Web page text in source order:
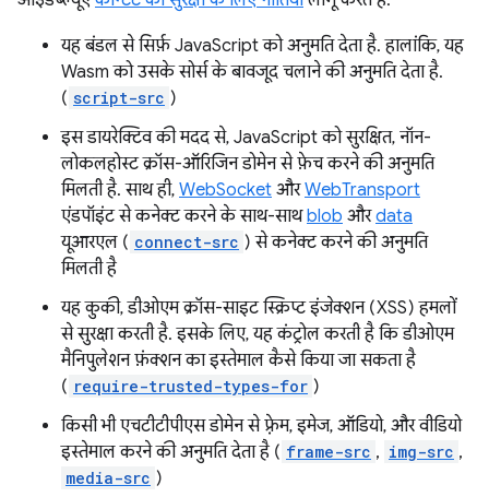
यह बंडल से सिर्फ़ JavaScript को अनुमति देता है. हालांकि, यह
Wasm को उसके सोर्स के बावजूद चलाने की अनुमति देता है.
( script-src )
इस डायरेक्टिव की मदद से, JavaScript को सुरक्षित, नॉन-
लोकलहोस्ट क्रॉस-ऑरिजिन डोमेन से फ़ेच करने की अनुमति
मिलती है. साथ ही, WebSocket औरWebTransport
एंडपॉइंट से कनेक्ट करने के साथ-साथblob औरdata
यूआरएल ( connect-src ) से कनेक्ट करने की अनुमति
मिलती है
यह कुकी, डीओएम क्रॉस-साइट स्क्रिप्ट इंजेक्शन (XSS) हमलों
से सुरक्षा करती है. इसके लिए, यह कंट्रोल करती है कि डीओएम
मैनिपुलेशन फ़ंक्शन का इस्तेमाल कैसे किया जा सकता है
( require-trusted-types-for )
किसी भी एचटीटीपीएस डोमेन से फ़्रेम, इमेज, ऑडियो, और वीडियो
इस्तेमाल करने की अनुमति देता है ( frame-src , img-src ,
media-src )